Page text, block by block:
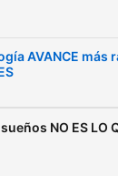
AVANCE más
NO ES LO